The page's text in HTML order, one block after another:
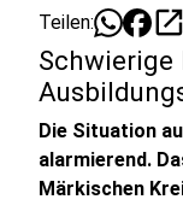
Teilen: open_in_new
Schwierige
Die Situation
alarmierend.
Märkischen